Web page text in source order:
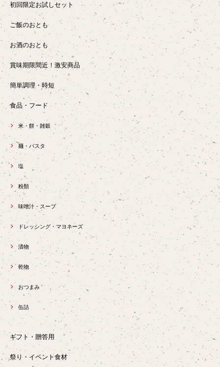
初回限定お試しセット
ご飯のおとも
お酒のおとも
賞味期限間近！激安商品
簡単調理・時短
食品・フード
米・餅・雑穀
麺・パスタ
塩
粉類
味噌汁・スープ
ドレッシング・マヨネーズ
漬物
乾物
おつまみ
缶詰
ギフト・贈答用
祭り・イベント食材